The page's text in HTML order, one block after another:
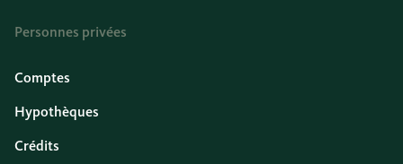
Personnes privées
Comptes
Hypothèques
Crédits